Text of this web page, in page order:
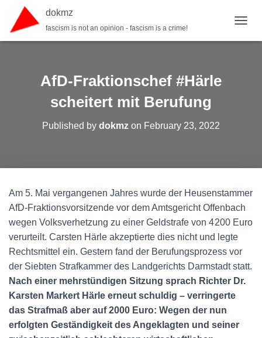
dokmz
fascism is not an opinion - fascism is a crime!
AfD-Fraktionschef #Härle
scheitert mit Berufung
Published by dokmz on February 23, 2022
Am 5. Mai vergangenen Jahres wurde der Heusenstammer
AfD-Fraktionsvorsitzende vor dem Amtsgericht Offenbach
wegen Volksverhetzung zu einer Geldstrafe von 4 200 Euro
verurteilt. Carsten Härle akzeptierte dies nicht und legte
Rechtsmittel ein. Gestern fand der Berufungsprozess vor
der Siebten Strafkammer des Landgerichts Darmstadt statt.
Nach einer mehrstündigen Sitzung sprach Richter Dr.
Karsten Markert Härle erneut schuldig – verringerte
das Strafmaß aber auf 2000 Euro: Wegen der nun
erfolgten Geständigkeit des Angeklagten und seiner